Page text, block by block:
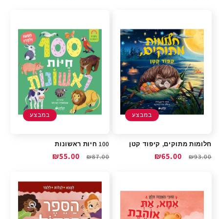
במבצע
חלומות מתוקים, קיפוד קטן
מחיר
₪93.00
מחיר
₪65.00
במבצע
100 חיות ראשונות
מחיר
₪87.00
מחיר
₪55.00